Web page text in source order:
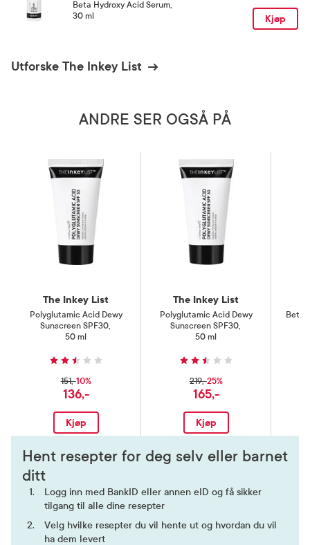
Beta Hydroxy Acid Serum
30 ml
Kjøp
Utforske The Inkey List
ANDRE SER OGSÅ PÅ
The Inkey List
Polyglutamic Acid Dewy
Sunscreen SPF30,
50 ml
151,-10%
136,-
Kjøp
The Inkey List
Polyglutamic Acid Dewy
Sunscreen SPF30,
50 ml
219,-25%
165,-
Kjøp
Beta
Hent resepter for deg selv eller barnet
ditt
Logg inn med BankID eller annen eID og få sikker
tilgang til alle dine resepter
Velg hvilke resepter du vil hente ut og hvordan du vil
ha dem levert